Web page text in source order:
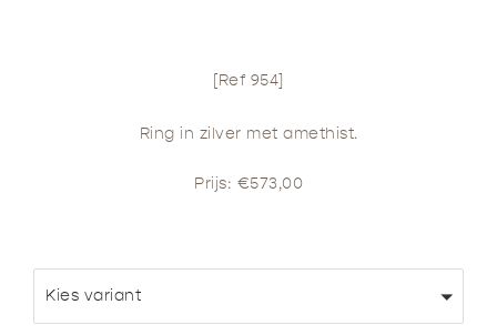
[Ref 954]
Ring in zilver met amethist.
Prijs: €573,00
Kies variant